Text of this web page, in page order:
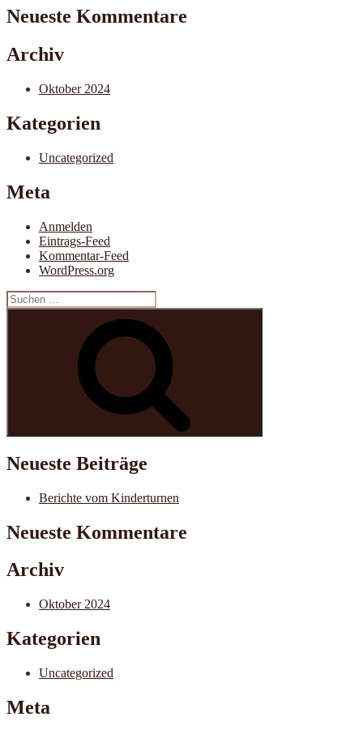
Neueste Kommentare
Archiv
Oktober 2024
Kategorien
Uncategorized
Meta
Anmelden
Eintrags-Feed
Kommentar-Feed
WordPress.org
Suche
nach:
Neueste Beiträge
Berichte vom Kinderturnen
Neueste Kommentare
Archiv
Oktober 2024
Kategorien
Uncategorized
Meta